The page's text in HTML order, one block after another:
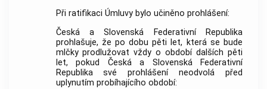
Při ratifikaci Úmluvy bylo učiněno prohlášení:
Česká a Slovenská Federativní Republika
prohlašuje, že po dobu pěti let, která se bude
mlčky prodlužovat vždy o období dalších pěti
let, pokud Česká a Slovenská Federativní
Republika své prohlášení neodvolá před
uplynutím probíhajícího období: